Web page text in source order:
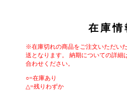
在庫情
※在庫切れの商品をご注文いただい
送となります。 納期についての詳細
合わせください。
○=在庫あり
△=残りわずか